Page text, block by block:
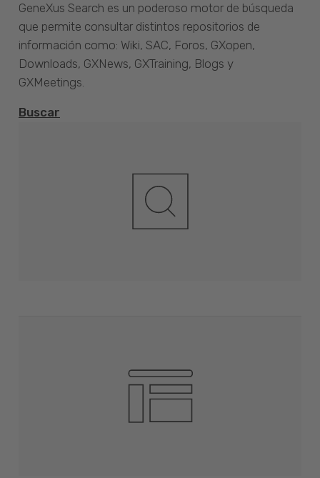
GeneXus Search es un poderoso motor de búsqueda
que permite consultar distintos repositorios de
información como: Wiki, SAC, Foros, GXopen,
Downloads, GXNews, GXTraining, Blogs y
GXMeetings.
Buscar